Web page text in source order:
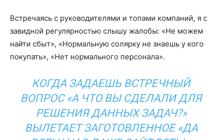
Встречаясь с руководителями и топами компаний, я с
завидной регулярностью слышу жалобы: «Не можем
найти сбыт», «Нормальную солярку не знаешь у кого
покупать», «Нет нормального персонала».
КОГДА ЗАДАЕШЬ ВСТРЕЧНЫЙ
ВОПРОС «А ЧТО ВЫ СДЕЛАЛИ ДЛЯ
РЕШЕНИЯ ДАННЫХ ЗАДАЧ?»
ВЫЛЕТАЕТ ЗАГОТОВЛЕННОЕ «ДА